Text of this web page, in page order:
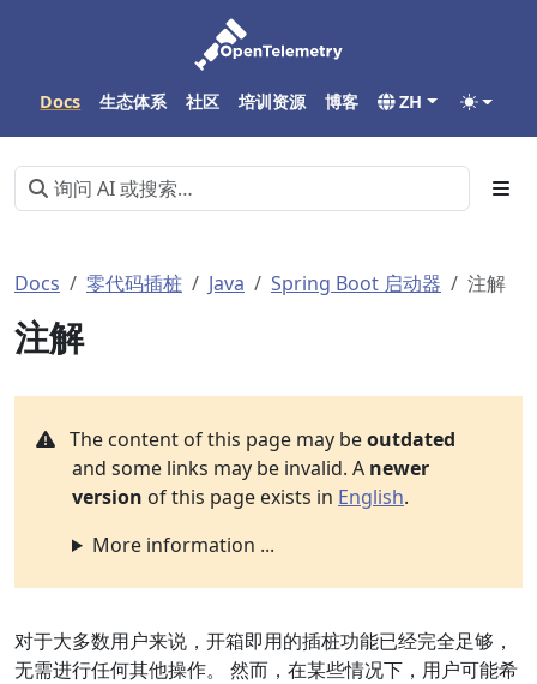
Docs 生态体系 社区 培训资源 博客 ZH
Docs 零代码插桩 Java Spring Boot 启动器 注解
注解
The content of this page may beoutdated
and some links may be invalid. A newer
version of this page exists in English.
More information ...
对于大多数用户来说，开箱即用的插桩功能已经完全足够，
无需进行任何其他操作。 然而，在某些情况下，用户可能希